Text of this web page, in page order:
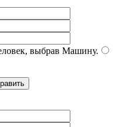
выбрав Машину.